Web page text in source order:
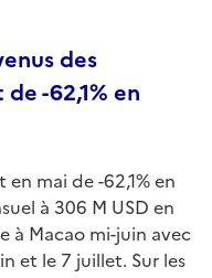
des
-62,1% en
mai de -62,1% en
à 306 M USD en
à Macao mi-juin avec
et le 7 juillet. Sur les